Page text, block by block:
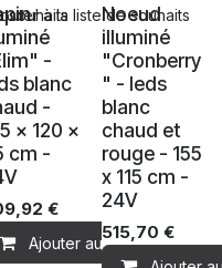
-
blanc
-
x 120 x
cm -
€
Ajouter au panier
souhaits Ventes
Noeud
illuminé
"Cronberry
" - leds
blanc
chaud et
rouge - 155
x 115 cm -
24V
515,70 €
à la liste de souhaits